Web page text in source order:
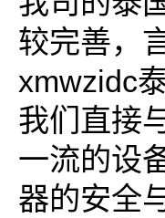
较完善，
xmwzidc
我们直接
一流的设
器的安全